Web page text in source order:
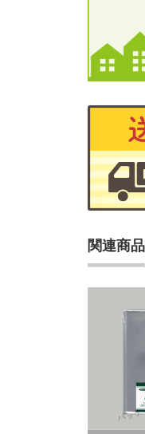
関連商品